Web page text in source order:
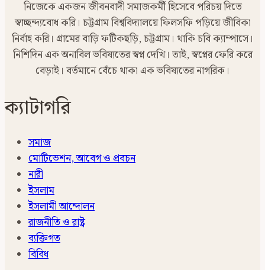
নিজেকে একজন জীবনবাদী সমাজকর্মী হিসেবে পরিচয় দিতে
স্বাচ্ছন্দ্যবোধ করি। চট্টগ্রাম বিশ্ববিদ্যালয়ে ফিলসফি পড়িয়ে জীবিকা
নির্বাহ করি। গ্রামের বাড়ি ফটিকছড়ি, চট্টগ্রাম। থাকি চবি ক্যাম্পাসে।
নিশিদিন এক অনাবিল ভবিষ্যতের স্বপ্ন দেখি। তাই, স্বপ্নের ফেরি করে
বেড়াই। বর্তমানে বেঁচে থাকা এক ভবিষ্যতের নাগরিক।
ক্যাটাগরি
সমাজ
মোটিভেশন, আবেগ ও প্রবচন
নারী
ইসলাম
ইসলামী আন্দোলন
রাজনীতি ও রাষ্ট্র
ব্যক্তিগত
বিবিধ